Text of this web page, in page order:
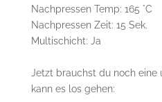
Nachpressen Temp: 165 °C
Nachpressen Zeit: 15 Sek.
Multischicht: Ja
Jetzt brauchst du noch eine
kann es los gehen: